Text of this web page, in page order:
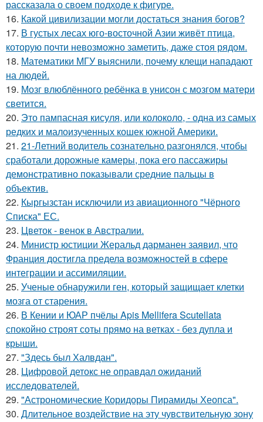
рассказала о своем подходе к фигуре.
16. Какой цивилизации могли достаться знания богов?
17. В густых лесах юго-восточной Азии живёт птица,
которую почти невозможно заметить, даже стоя рядом.
18. Математики МГУ выяснили, почему клещи нападают
на людей.
19. Мозг влюблённого ребёнка в унисон с мозгом матери
светится.
20. Это пампасная кисуля, или колоколо, - одна из самых
редких и малоизученных кошек южной Америки.
21. 21-Летний водитель сознательно разгонялся, чтобы
сработали дорожные камеры, пока его пассажиры
демонстративно показывали средние пальцы в
объектив.
22. Кыргызстан исключили из авиационного "Чёрного
Списка" ЕС.
23. Цветок - венок в Австралии.
24. Министр юстиции Жеральд дарманен заявил, что
Франция достигла предела возможностей в сфере
интеграции и ассимиляции.
25. Ученые обнаружили ген, который защищает клетки
мозга от старения.
26. В Кении и ЮАР пчёлы Apis Mellifera Scutellata
спокойно строят соты прямо на ветках - без дупла и
крыши.
27. "Здесь был Халвдан".
28. Цифровой детокс не оправдал ожиданий
исследователей.
29. "Астрономические Коридоры Пирамиды Хеопса".
30. Длительное воздействие на эту чувствительную зону